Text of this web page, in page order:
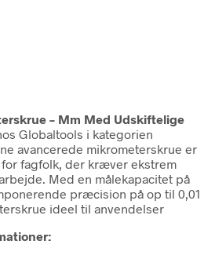
– Mm Med Udskiftelige
Globaltools i kategorien
avancerede mikrometerskrue er
fagfolk, der kræver ekstrem
Med en målekapacitet på
præcision på op til 0,01
ideel til anvendelser